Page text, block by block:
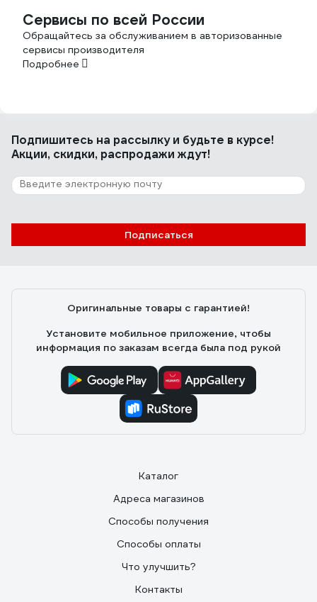
Сервисы по всей России
Обращайтесь за обслуживанием в авторизованные
сервисы производителя
Подробнее
Подпишитесь на рассылкуи будьте в курсе!
Акции, скидки, распродажи ждут!
Подписаться
Оригинальные товары с гарантией!
Установите мобильное приложение, чтобы
информация по заказам всегда была под рукой
Каталог
Адреса магазинов
Способы получения
Способы оплаты
Что улучшить?
Контакты